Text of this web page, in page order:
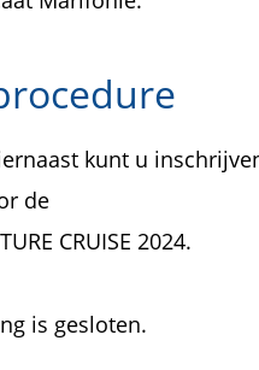
kunt u
de
CRUISE 2024.
is gesloten.